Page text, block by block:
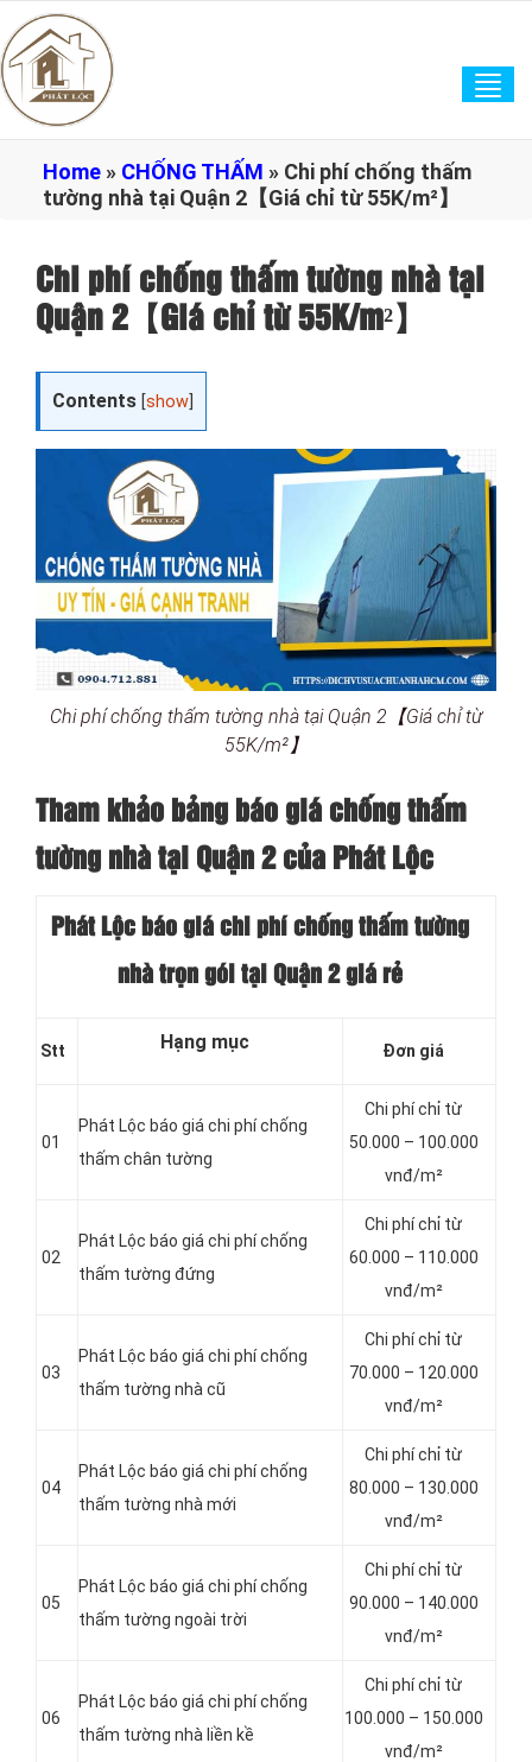
Home » CHỐNG THẤM » Chi phí chống thấm
tường nhà tại Quận 2【Giá chỉ từ 55K/m²】
Chi phí chống thấm tường nhà tại
Quận 2【Giá chỉ từ 55K/m²】
Contents [show
Chi phí chống thấm tường nhà tại Quận 2【Giá chỉ từ
55K/m²】
Tham khảo bảng báo giá chống thấm
tường nhà tại Quận 2 của Phát Lộc
Phát Lộc báo giá chi phí chống thấm tường
nhà trọn gói tại Quận 2giá rẻ
Stt Hạng mục Đơn giá
01
Phát Lộc báo giá chi phí chống
thấm chân tường
Chi phí chỉ từ
50.000 – 100.000
vnđ/m²
02
Phát Lộc báo giá chi phí chống
thấm tường đứng
Chi phí chỉ từ
60.000 – 110.000
vnđ/m²
03
Phát Lộc báo giá chi phí chống
thấm tường nhà cũ
Chi phí chỉ từ
70.000 – 120.000
vnđ/m²
04
Phát Lộc báo giá chi phí chống
thấm tường nhà mới
Chi phí chỉ từ
80.000 – 130.000
vnđ/m²
05
Phát Lộc báo giá chi phí chống
thấm tường ngoài trời
Chi phí chỉ từ
90.000 – 140.000
vnđ/m²
06
Phát Lộc báo giá chi phí chống
thấm tường nhà liền kề
Chi phí chỉ từ
100.000 – 150.000
vnđ/m²